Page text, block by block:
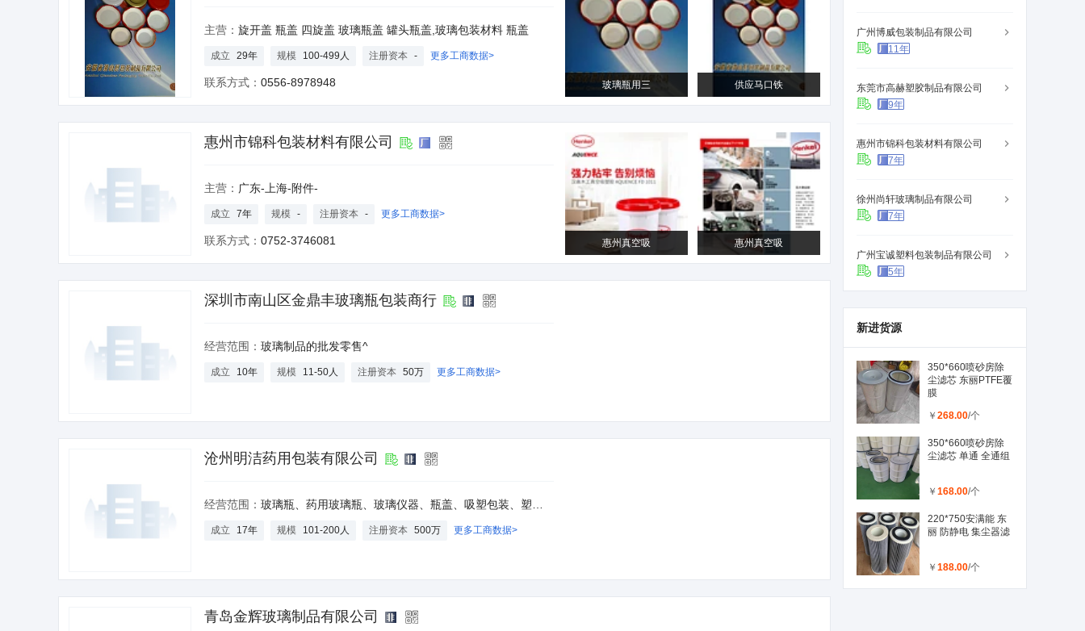
主营： 旋开盖 瓶盖 四旋盖 玻璃瓶盖 罐头瓶盖,玻璃包装材料 瓶盖
成立 29年 规模 100-499人 注册资本 - 更多工商数据>
联系方式： 0556-8978948 玻璃瓶用三 供应马口铁
惠州市锦科包装材料有限公司
主营： 广东-上海-附件-
成立 7年 规模 - 注册资本 - 更多工商数据>
联系方式： 0752-3746081 惠州真空吸 惠州真空吸
深圳市南山区金鼎丰玻璃瓶包装商行
经营范围： 玻璃制品的批发零售^
成立 10年 规模 11-50人 注册资本 50万 更多工商数据>
沧州明洁药用包装有限公司
经营范围： 玻璃瓶、药用玻璃瓶、玻璃仪器、瓶盖、吸塑包装、塑料盖、塑料瓶、中性硼硅玻璃瓶、高硼硅玻璃瓶、亚克力瓶、保健品玻璃瓶、保健品塑料瓶、保健品盒、包装瓶模具、药用PVC半硬片、PVC片材、铝箔、纸盒纸箱生产销售；医药机械制造；工量具、除尘设备制造；货物进出口**
成立 17年 规模 101-200人 注册资本 500万 更多工商数据>
青岛金辉玻璃制品有限公司
广州博威包装制品有限公司
11年
东莞市高赫塑胶制品有限公司
9年
惠州市锦科包装材料有限公司
7年
徐州尚轩玻璃制品有限公司
7年
广州宝诚塑料包装制品有限公司
5年
新进货源
350*660喷砂房除
尘滤芯 东丽PTFE覆
膜
￥ 268.00/个
350*660喷砂房除
尘滤芯 单通 全通组
￥ 168.00/个
220*750安满能 东
丽 防静电 集尘器滤
￥ 188.00/个